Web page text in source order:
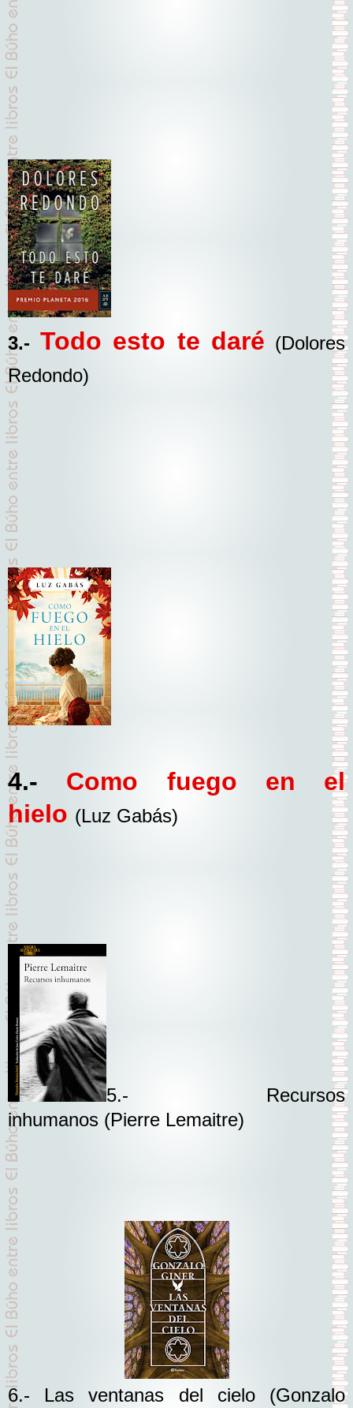
3.- Todo esto te daré (Dolores
Redondo)
4.- Como fuego en el
hielo (Luz Gabás)
5.- Recursos
inhumanos (Pierre Lemaitre)
6.- Las ventanas del cielo(Gonzalo